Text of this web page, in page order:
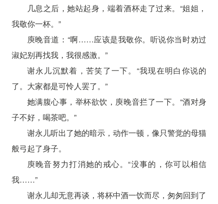
几息之后，她站起身，端着酒杯走了过来。“姐姐，
我敬你一杯。”
庾晚音道：“啊……应该是我敬你。听说你当时劝过
淑妃别再找我，我很感激。”
谢永儿沉默着，苦笑了一下。“我现在明白你说的
了。大家都是可怜人罢了。”
她满腹心事，举杯欲饮，庾晚音拦了一下。“酒对身
子不好，喝茶吧。”
谢永儿听出了她的暗示，动作一顿，像只警觉的母猫
般弓起了身子。
庾晚音努力打消她的戒心。“没事的，你可以相信
我……”
谢永儿却无意再谈，将杯中酒一饮而尽，匆匆回到了